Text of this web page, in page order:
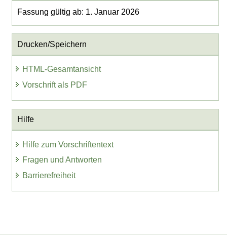
Fassung gültig ab: 1. Januar 2026
Drucken/Speichern
HTML-Gesamtansicht
Vorschrift als PDF
Hilfe
Hilfe zum Vorschriftentext
Fragen und Antworten
Barrierefreiheit